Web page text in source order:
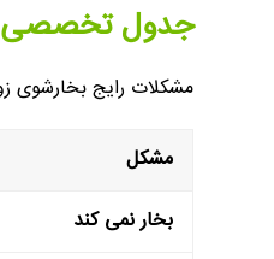
جدول تخصصی
مشکلات رایج بخارشوی
مشکل
بخار نمی کند